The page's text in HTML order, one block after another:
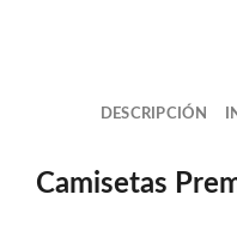
DESCRIPCIÓN
Camisetas